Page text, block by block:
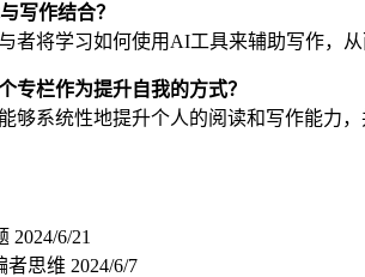
写作结合？
者将学习如何使用AI工具来辅助写作，
专栏作为提升自我的方式？
够系统性地提升个人的阅读和写作能力
2024/6/21
者思维 2024/6/7